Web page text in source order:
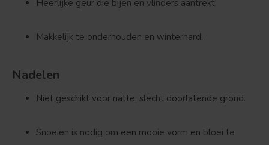
Heerlijke geur die bijen en vlinders aantrekt.
Makkelijk te onderhouden en winterhard.
Nadelen
Niet geschikt voor natte, slecht doorlatende grond.
Snoeien is nodig om een mooie vorm en bloei te